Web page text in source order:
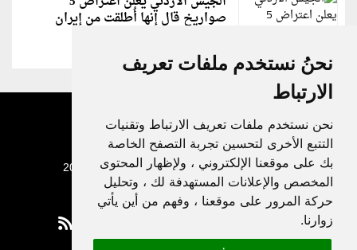
نحنُ نستخدم ملفات تعريف
الارتباط
نحن نستخدم ملفات تعريف الارتباط وتقنيات
التتبع الأخرى لتحسين تجربة التصفح الخاصة
بك على موقعنا الإلكتروني ، ولإظهار المحتوى
المخصص والإعلانات المستهدفة لك ، وتحليل
حركة المرور على موقعنا ، وفهم من أين يأتي
زوارنا.
صواريخ قال إنها أُطلقت من إيران
جميع الحقوق محفوظة لدنيا الوطن © 2003 - 2022